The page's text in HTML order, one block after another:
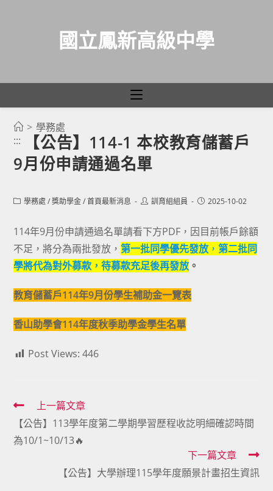
國立鳳新高級中學
> 學務處
:::
【公告】114-1 本校教育儲蓄戶
9月份申請通過名單
Post學務處 / 獎助學金 / 首頁最新消息
Post訓育組組員
Post2025-10-02
114年9月份申請通過名單請看下方PDF，因目前帳戶餘額
不足，將分為兩批發放，第一批同學優先發放 ，第二批同
學將代為對外募款，待募款充足後再發放 。
教育儲蓄戶114年9月份學生補助金一覽表
香山助學會114年度秋季助學金學生名單
Post Views: 446
Read
more
articles
上一篇文章
【公告】113學年度第二學期學習歷程收訖明細確認時間
為10/1~10/13🔥
下一篇文章
【公告】大學辦理115學年度願景計畫招生資訊